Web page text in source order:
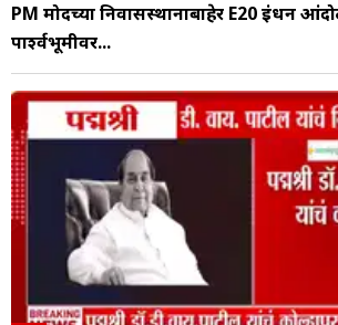
PM मोदींच्या निवासस्थानाबाहेर E20 इंधन
पार्श्वभूमीवर...